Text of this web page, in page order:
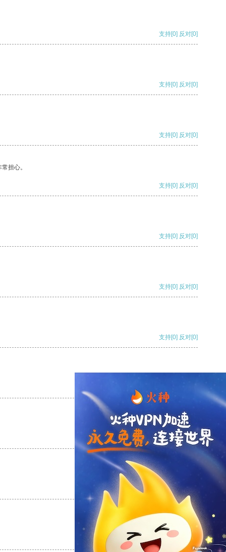
支持[0] 反对[0]
支持[0] 反对[0]
支持[0] 反对[0]
担心。
支持[0] 反对[0]
支持[0] 反对[0]
支持[0] 反对[0]
支持[0] 反对[0]
支持 [0] 反对[0]
支持[0] 反对
支持[0] 反对[0]